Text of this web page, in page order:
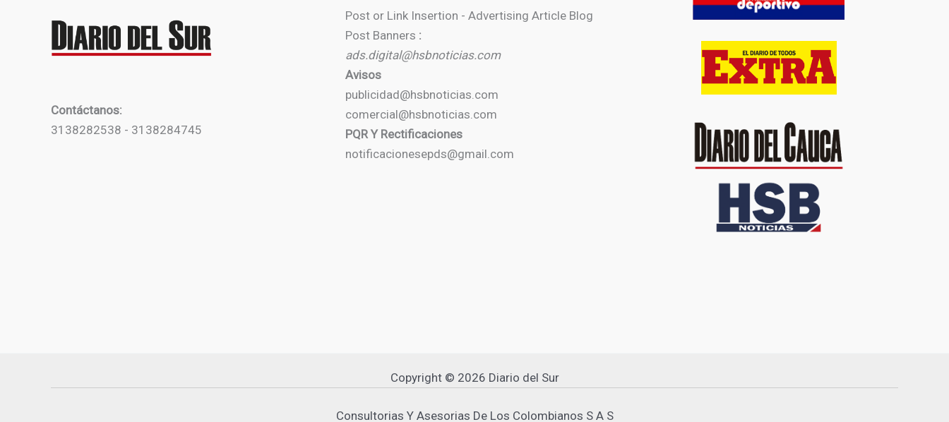
Contáctanos:
3138282538 - 3138284745
Post or Link Insertion - Advertising Article Blog
Post Banners :
ads.digital@hsbnoticias.com
Avisos
publicidad@hsbnoticias.com
comercial@hsbnoticias.com
PQR Y Rectificaciones
notificacionesepds@gmail.com
Copyright © 2026 Diario del Sur
Consultorias Y Asesorias De Los Colombianos S A S